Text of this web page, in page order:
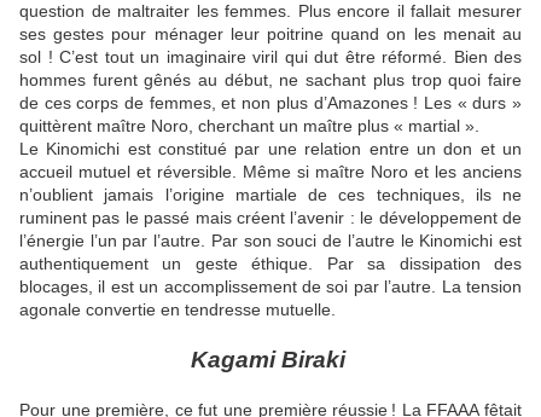
question de maltraiter les femmes. Plus encore il fallait mesurer
ses gestes pour ménager leur poitrine quand on les menait au
sol ! C’est tout un imaginaire viril qui dut être réformé. Bien des
hommes furent gênés au début, ne sachant plus trop quoi faire
de ces corps de femmes, et non plus d’Amazones ! Les « durs »
quittèrent maître Noro, cherchant un maître plus « martial ».
Le Kinomichi est constitué par une relation entre un don et un
accueil mutuel et réversible. Même si maître Noro et les anciens
n’oublient jamais l’origine martiale de ces techniques, ils ne
ruminent pas le passé mais créent l’avenir : le développement de
l’énergie l’un par l’autre. Par son souci de l’autre le Kinomichi est
authentiquement un geste éthique. Par sa dissipation des
blocages, il est un accomplissement de soi par l’autre. La tension
agonale convertie en tendresse mutuelle.
Kagami Biraki
Pour une première, ce fut une première réussie ! La FFAAA fêtait